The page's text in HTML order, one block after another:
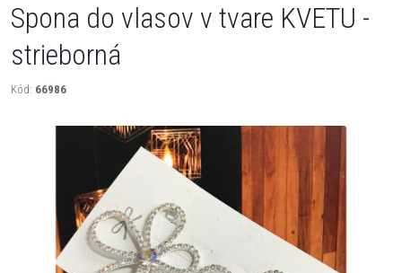
Spona do vlasov v tvare KVETU -
strieborná
Kód: 66986